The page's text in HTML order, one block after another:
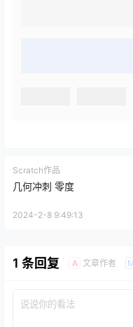
Scratch作品
几何冲刺 零度
2024-2-8 9:49:13
1 条回复 A 文章作者